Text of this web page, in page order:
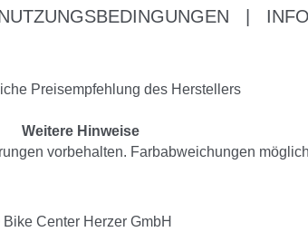
Preisempfehlung des Herstellers
Weitere Hinweise
vorbehalten. Farbabweichungen
Center Herzer GmbH